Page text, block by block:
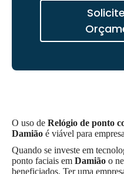
O uso de Relógio de ponto
Damião é viável para
Quando se investe em
ponto faciais em Damião o
beneficiados. Ter uma